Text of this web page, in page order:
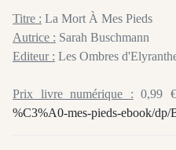
Titre : La Mort À Mes Pieds
Autrice : Sarah Buschmann
Editeur : Les Ombres
Prix livre numérique : 0,99
%C3%A0-mes-pieds-ebook/